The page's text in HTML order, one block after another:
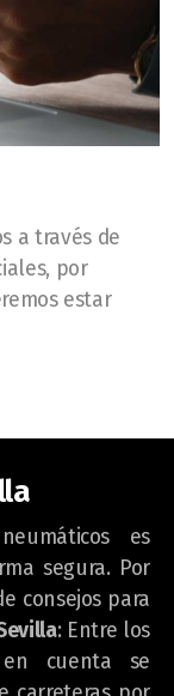
a través de
por
estar
es
segura. Por
consejos para
: Entre los
cuenta se